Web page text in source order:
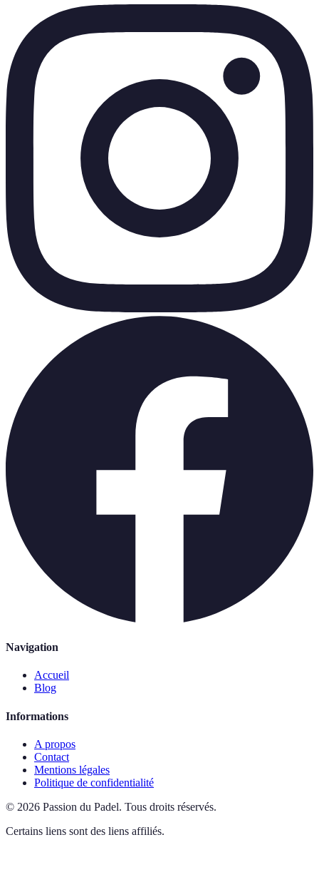
Navigation
Accueil
Blog
Informations
A propos
Contact
Mentions légales
Politique de confidentialité
© 2026 Passion du Padel. Tous droits réservés.
Certains liens sont des liens affiliés.